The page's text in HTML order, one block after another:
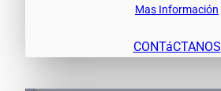
Mas Información
CONTáCTANOS